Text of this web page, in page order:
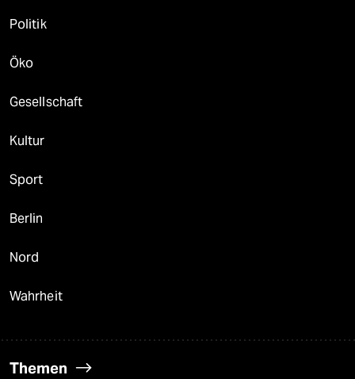
Politik
Öko
Gesellschaft
Kultur
Sport
Berlin
Nord
Wahrheit
Themen